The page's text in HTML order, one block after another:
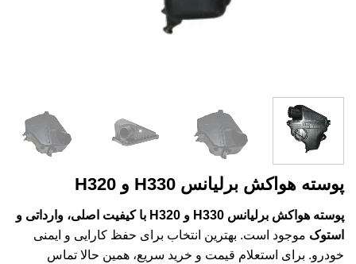
پوسته هواکش برلیانس H330 و H320
پوسته هواکش برلیانس H330 و H320 با کیفیت اصلی، وارداتی و
استوک موجود است. بهترین انتخاب برای حفظ کارایی و ایمنی
خودرو. برای استعلام قیمت و خرید سریع، همین حالا تماس